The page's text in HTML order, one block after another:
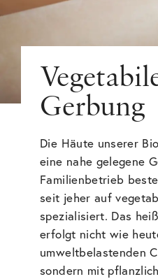
Gerbung
Die Häute unserer
eine nahe gelegene
Familienbetrieb
seit jeher auf
spezialisiert. Das
erfolgt nicht wie
umweltbelastenden
sondern mit